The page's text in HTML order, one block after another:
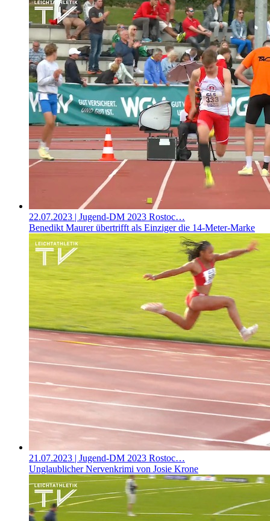
22.07.2023 | Jugend-DM 2023 Rostoc…
Benedikt Maurer übertrifft als Einziger die 14-Meter-Marke
21.07.2023 | Jugend-DM 2023 Rostoc…
Unglaublicher Nervenkrimi von Josie Krone